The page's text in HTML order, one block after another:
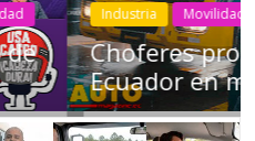
Varios
mantienen a